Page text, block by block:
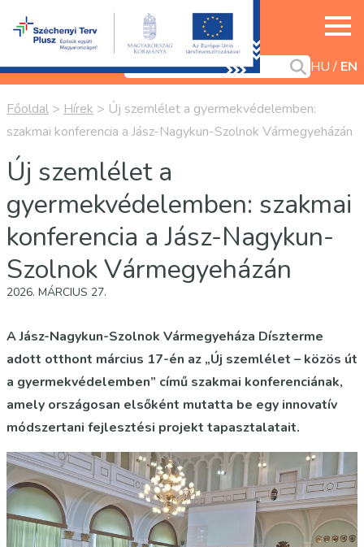
HU EN
Főoldal > Hírek > Új szemlélet a gyermekvédelemben:
szakmai konferencia a Jász-Nagykun-Szolnok Vármegyeházán
Új szemlélet a
gyermekvédelemben: szakmai
konferencia a Jász-Nagykun-
Szolnok Vármegyeházán
2026. MÁRCIUS 27.
A Jász-Nagykun-Szolnok Vármegyeháza Díszterme
adott otthont március 17-én az „Új szemlélet – közös út
a gyermekvédelemben” című szakmai konferenciának,
amely országosan elsőként mutatta be egy innovatív
módszertani fejlesztési projekt tapasztalatait.